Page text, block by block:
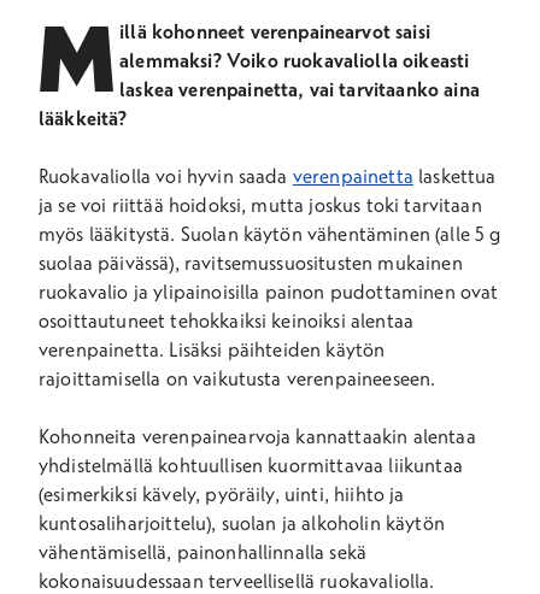
M illä kohonneet verenpainearvot saisi
alemmaksi? Voiko ruokavaliolla oikeasti
laskea verenpainetta, vai tarvitaanko aina
lääkkeitä?
Ruokavaliolla voi hyvin saada verenpainetta laskettua
ja se voi riittää hoidoksi, mutta joskus toki tarvitaan
myös lääkitystä. Suolan käytön vähentäminen (alle 5 g
suolaa päivässä), ravitsemussuositusten mukainen
ruokavalio ja ylipainoisilla painon pudottaminen ovat
osoittautuneet tehokkaiksi keinoiksi alentaa
verenpainetta. Lisäksi päihteiden käytön
rajoittamisella on vaikutusta verenpaineeseen.
Kohonneita verenpainearvoja kannattaakin alentaa
yhdistelmällä kohtuullisen kuormittavaa liikuntaa
(esimerkiksi kävely, pyöräily, uinti, hiihto ja
kuntosaliharjoittelu), suolan ja alkoholin käytön
vähentämisellä, painonhallinnalla sekä
kokonaisuudessaan terveellisellä ruokavaliolla.